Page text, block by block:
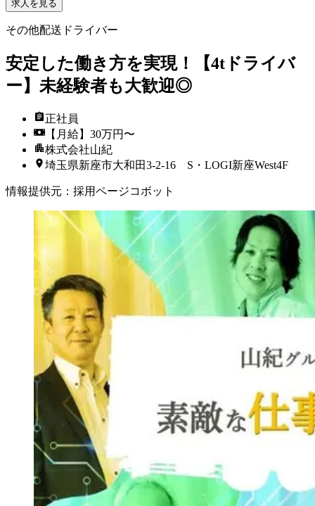
求人を見る
その他配送ドライバー
安定した働き方を実現！【4tドライバ
ー】未経験者も大歓迎◎
正社員
【月給】30万円〜
株式会社山紀
埼玉県新座市大和田3-2-16 S・LOGI新座West4F
情報提供元 ： 採用ページコボット